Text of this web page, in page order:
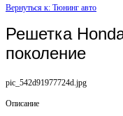
Вернуться к: Тюнинг авто
Решетка
поколение
pic_542d91977724d.jpg
Описание